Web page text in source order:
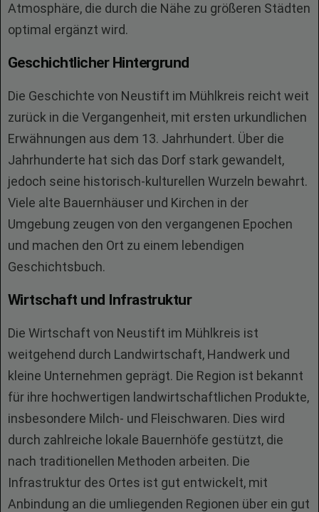
Atmosphäre, die durch die Nähe zu größeren Städten
optimal ergänzt wird.
Geschichtlicher Hintergrund
Die Geschichte von Neustift im Mühlkreis reicht weit
zurück in die Vergangenheit, mit ersten urkundlichen
Erwähnungen aus dem 13. Jahrhundert. Über die
Jahrhunderte hat sich das Dorf stark gewandelt,
jedoch seine historisch-kulturellen Wurzeln bewahrt.
Viele alte Bauernhäuser und Kirchen in der
Umgebung zeugen von den vergangenen Epochen
und machen den Ort zu einem lebendigen
Geschichtsbuch.
Wirtschaft und Infrastruktur
Die Wirtschaft von Neustift im Mühlkreis ist
weitgehend durch Landwirtschaft, Handwerk und
kleine Unternehmen geprägt. Die Region ist bekannt
für ihre hochwertigen landwirtschaftlichen Produkte,
insbesondere Milch- und Fleischwaren. Dies wird
durch zahlreiche lokale Bauernhöfe gestützt, die
nach traditionellen Methoden arbeiten. Die
Infrastruktur des Ortes ist gut entwickelt, mit
Anbindung an die umliegenden Regionen über ein gut